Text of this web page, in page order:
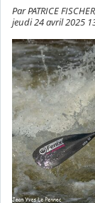
Par PATRICE
jeudi 24 avril 2025